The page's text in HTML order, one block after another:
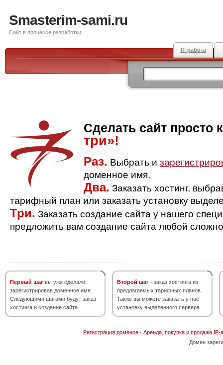
Smasterim-sami.ru
Сайт в процессе разработки
IT-работа
Сделать сайт просто
три»!
Раз. Выбрать и
доменное имя.
Два. Заказать хостинг,
тарифный план или заказать установку
Три. Заказать создание сайта у нашего
предложить вам создание сайта любой
Первый шаг вы уже сделали,
зарегистрировав доменное имя.
Следующими шагами будут заказ
хостинга и создание сайта.
Второй шаг - заказ хостинга из
предлагаемых тарифных планов.
Также вы можете заказать у нас
установку выделенного сервера.
Регистрация доменов· Аренда, покупка и продажа IP-
Домен